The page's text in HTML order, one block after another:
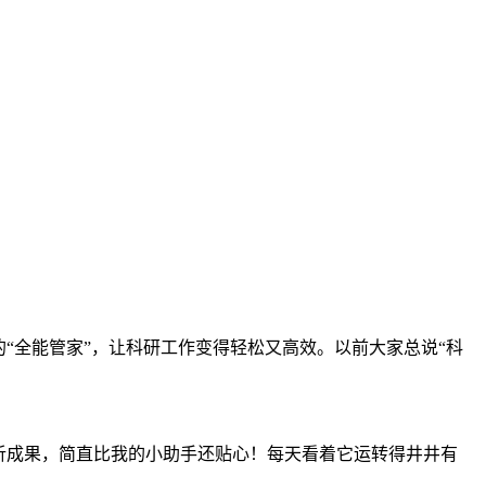
全能管家”，让科研工作变得轻松又高效。以前大家总说“科
果，简直比我的小助手还贴心！每天看着它运转得井井有